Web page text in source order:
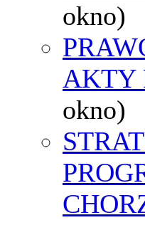
okno)
AKTY
okno)